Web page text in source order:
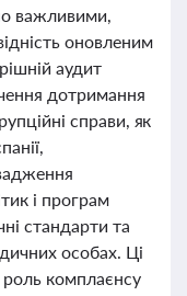
важливими,
оновленим
аудит
дотримання
справи, як
і програм
стандарти та
особах. Ці
роль комплаєнсу